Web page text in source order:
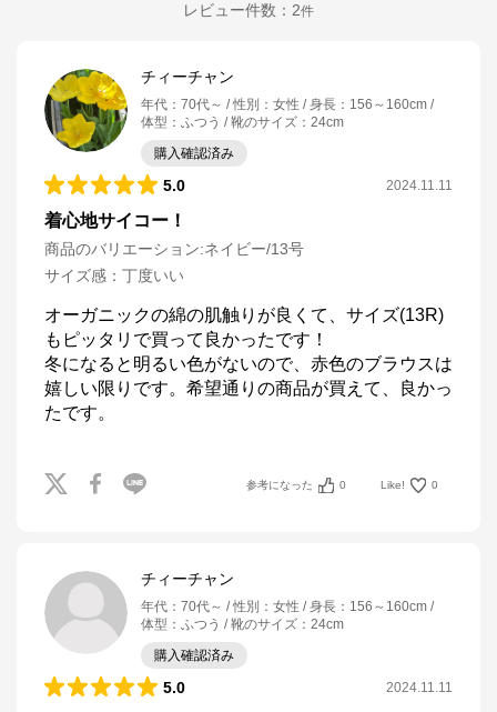
レビュー件数： 2件
チィーチャン
年代 ： 70代～ 性別 ： 女性 身長 ： 156～160cm
体型 ： ふつう 靴のサイズ ： 24cm
購入確認済み
5.0 2024.11.11
着心地サイコー！
商品のバリエーション:ネイビー/13号
サイズ感 ： 丁度いい
オーガニックの綿の肌触りが良くて、サイズ(13R)
もピッタリで買って良かったです！
冬になると明るい色がないので、赤色のブラウスは
嬉しい限りです。希望通りの商品が買えて、良かっ
たです。
参考になった 0 Like! 0
チィーチャン
年代 ： 70代～ 性別 ： 女性 身長 ： 156～160cm
体型 ： ふつう 靴のサイズ ： 24cm
購入確認済み
5.0 2024.11.11